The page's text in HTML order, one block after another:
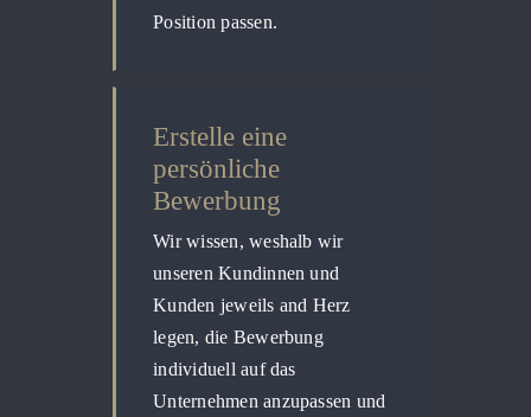
Position passen.
Erstelle eine
persönliche
Bewerbung
Wir wissen, weshalb wir
unseren Kundinnen und
Kunden jeweils and Herz
legen, die Bewerbung
individuell auf das
Unternehmen anzupassen und